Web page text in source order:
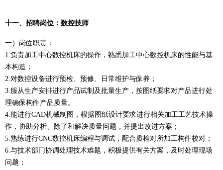
十一、 招聘岗位：数控技师
一） 岗位职责：
1.负责加工中心数控机床的操作，熟悉加工中心数控机床的性能与基
本构造；
2.对数控设备进行预检、预修、日常维护与保养；
3.服从生产安排进行产品试制及批量生产，按图纸要求对产品进行处
理确保构件产品质量。
4.能进行CAD机械制图，根据图纸设计要求进行相关加工工艺技术操
作，协助分析、除了和解决质量问题，并提出改进方案；
5.熟练进行CNC数控机床编程与调试，配合质检对所加工构件校对；
6.与技术部门协调处理技术难题，积极提供有关方案，及时处理现场
问题；